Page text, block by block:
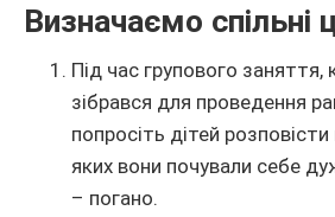
Визначаємо спільні
Під час групового заняття,
зібрався для проведення
попросіть дітей розповісти
яких вони почували себе
– погано.